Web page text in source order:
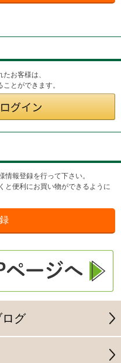
お客様は、
とができます。
報登録を行って下さい。
と便利にお買い物ができるように
グ